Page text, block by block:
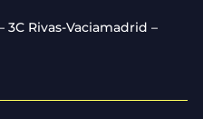
3C Rivas-Vaciamadrid –